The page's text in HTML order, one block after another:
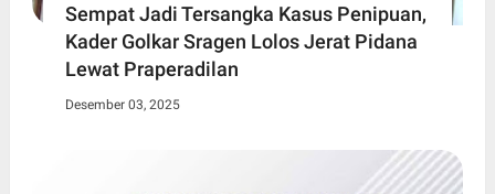
Sempat Jadi Tersangka Kasus Penipuan,
Kader Golkar Sragen Lolos Jerat Pidana
Lewat Praperadilan
Desember 03, 2025